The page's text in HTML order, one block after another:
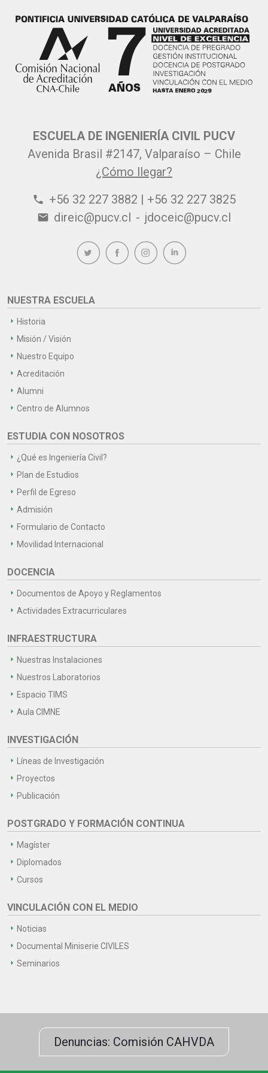
ESCUELA DE INGENIERÍA CIVIL PUCV
Avenida Brasil #2147, Valparaíso – Chile
¿Cómo llegar?
phone +56 32 227 3882 | +56 32 227 3825
email direic@pucv.cl - jdoceic@pucv.cl
NUESTRA ESCUELA
Historia
Misión / Visión
Nuestro Equipo
Acreditación
Alumni
Centro de Alumnos
ESTUDIA CON NOSOTROS
¿Qué es Ingeniería Civil?
Plan de Estudios
Perfil de Egreso
Admisión
Formulario de Contacto
Movilidad Internacional
DOCENCIA
Documentos de Apoyo y Reglamentos
Actividades Extracurriculares
INFRAESTRUCTURA
Nuestras Instalaciones
Nuestros Laboratorios
Espacio TIMS
Aula CIMNE
INVESTIGACIÓN
Líneas de Investigación
Proyectos
Publicación
POSTGRADO Y FORMACIÓN CONTINUA
Magíster
Diplomados
Cursos
VINCULACIÓN CON EL MEDIO
Noticias
Documental Miniserie CIVILES
Seminarios
Denuncias: Comisión CAHVDA